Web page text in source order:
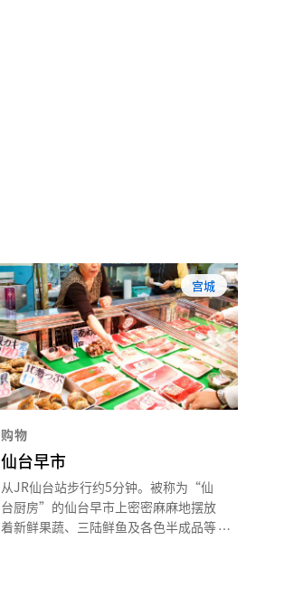
宫城
购物
仙台早市
从JR仙台站步行约5分钟。被称为“仙
台厨房”的仙台早市上密密麻麻地摆放
着新鲜果蔬、三陆鲜鱼及各色半成品等